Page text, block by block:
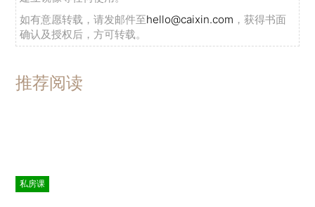
如有意愿转载，请发邮件至hello@caixin.com ，获得书面
确认及授权后，方可转载。
推荐阅读
私房课